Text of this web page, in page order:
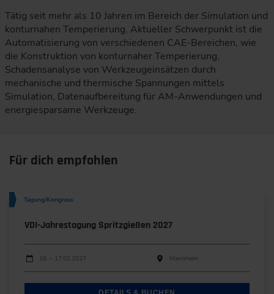
Tätig seit mehr als 10 Jahren im Bereich der Simulation und
konturnahen Temperierung. Aktueller Schwerpunkt ist die
Automatisierung von verschiedenen CAE-Bereichen, wie
die Konstruktion von konturnaher Temperierung,
Schadensanalyse von Werkzeugeinsätzen durch
mechanische und thermische Spannungen mittels
Simulation, Datenaufbereitung für AM-Anwendungen und
energiesparsame Werkzeuge.
Für dich empfohlen
Tagung/Kongress
VDI-Jahrestagung Spritzgießen 2027
Durchführungen
Veranstaltungsdatum
16. – 17.02.2027 Mannheim